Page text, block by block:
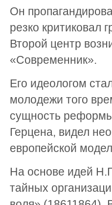
Он
резко критиковал
Второй центр
«Современник».
Его идеологом
молодежи того
сущность
Герцена, видел
европейской
На основе идей
тайных